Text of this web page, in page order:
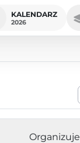
KALENDARZ
2026
Organizuje